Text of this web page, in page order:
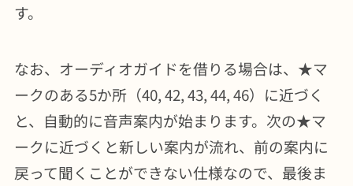
す。
なお、オーディオガイドを借りる場合は、★マ
ークのある5か所（40, 42, 43, 44, 46）に近づく
と、自動的に音声案内が始まります。次の★マ
ークに近づくと新しい案内が流れ、前の案内に
戻って聞くことができない仕様なので、最後ま